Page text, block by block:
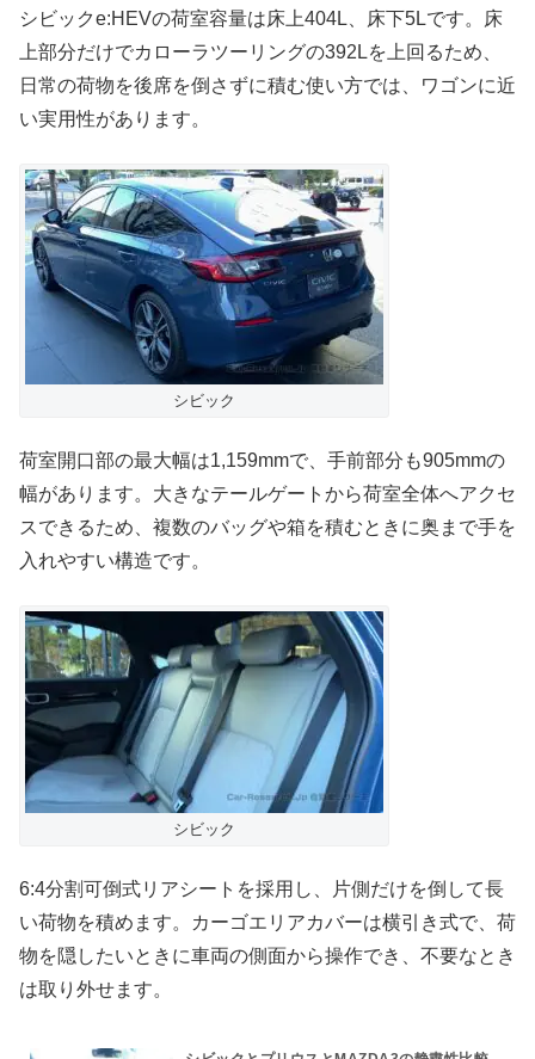
シビックe:HEVの荷室容量は床上404L、床下5Lです。床
上部分だけでカローラツーリングの392Lを上回るため、
日常の荷物を後席を倒さずに積む使い方では、ワゴンに近
い実用性があります。
シビック
荷室開口部の最大幅は1,159mmで、手前部分も905mmの
幅があります。大きなテールゲートから荷室全体へアクセ
スできるため、複数のバッグや箱を積むときに奥まで手を
入れやすい構造です。
シビック
6:4分割可倒式リアシートを採用し、片側だけを倒して長
い荷物を積めます。カーゴエリアカバーは横引き式で、荷
物を隠したいときに車両の側面から操作でき、不要なとき
は取り外せます。